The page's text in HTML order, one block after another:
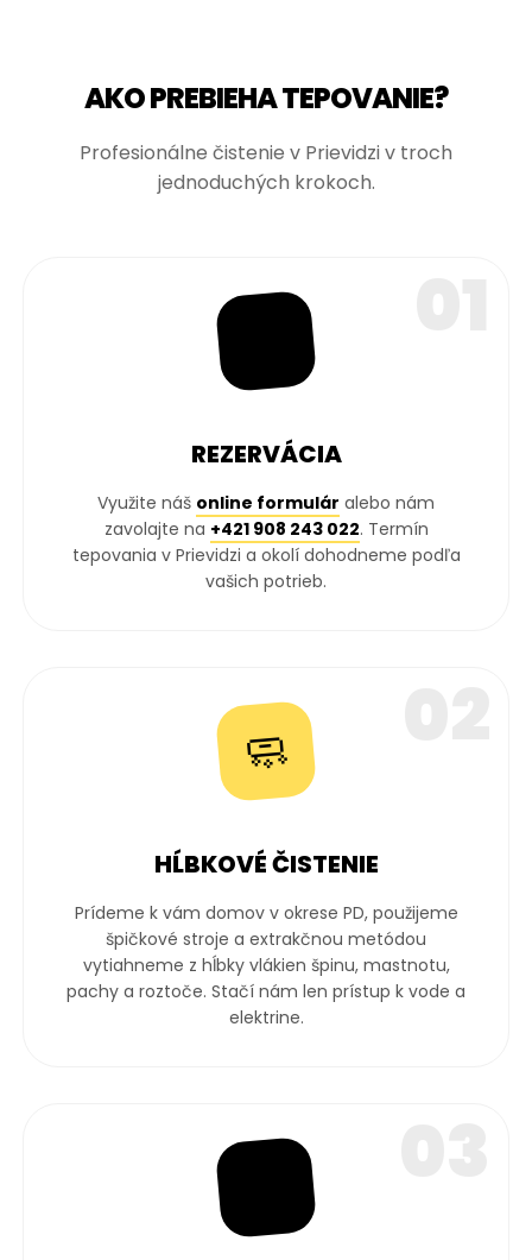
AKO PREBIEHA TEPOVANIE?
Profesionálne čistenie v Prievidzi v troch
jednoduchých krokoch.
REZERVÁCIA
Využite náš online formulár alebo nám
zavolajte na +421 908 243 022. Termín
tepovania v Prievidzi a okolí dohodneme podľa
vašich potrieb.
🧼
HĹBKOVÉ ČISTENIE
Prídeme k vám domov v okrese PD, použijeme
špičkové stroje a extrakčnou metódou
vytiahneme z hĺbky vlákien špinu, mastnotu,
pachy a roztoče. Stačí nám len prístup k vode a
elektrine.